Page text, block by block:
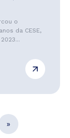
o
da CESE,
»